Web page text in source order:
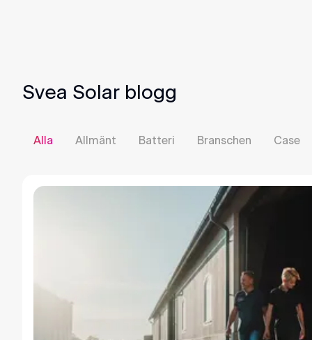
Svea Solar blogg
Alla Allmänt Batteri Branschen Case